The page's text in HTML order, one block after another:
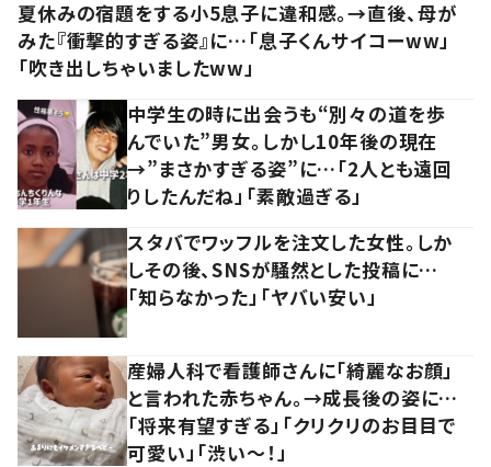
夏休みの宿題をする小5息子に違和感。→直後、母が
みた『衝撃的すぎる姿』に…「息子くんサイコーww」
「吹き出しちゃいましたww」
中学生の時に出会うも“別々の道を歩
んでいた”男女。しかし10年後の現在
→”まさかすぎる姿”に…「2人とも遠回
りしたんだね」「素敵過ぎる」
スタバでワッフルを注文した女性。しか
しその後、SNSが騒然とした投稿に…
「知らなかった」「ヤバい安い」
産婦人科で看護師さんに「綺麗なお顔」
と言われた赤ちゃん。→成長後の姿に…
「将来有望すぎる」「クリクリのお目目で
可愛い」「渋い～！」